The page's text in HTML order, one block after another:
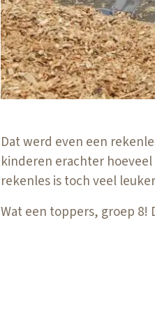
Dat werd even een
kinderen erachter hoeveel
rekenles is toch veel
Wat een toppers, groep